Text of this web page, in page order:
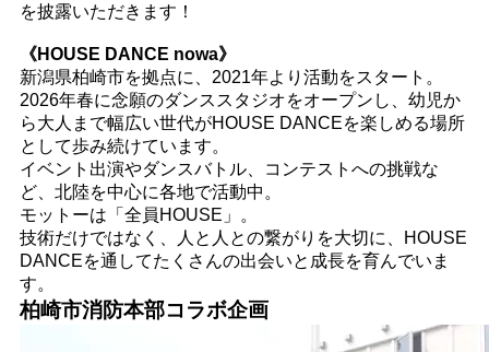
を披露いただきます！
《HOUSE DANCE nowa》
新潟県柏崎市を拠点に、2021年より活動をスタート。
2026年春に念願のダンススタジオをオープンし、幼児か
ら大人まで幅広い世代がHOUSE DANCEを楽しめる場所
として歩み続けています。
イベント出演やダンスバトル、コンテストへの挑戦な
ど、北陸を中心に各地で活動中。
モットーは「全員HOUSE」。
技術だけではなく、人と人との繋がりを大切に、HOUSE
DANCEを通してたくさんの出会いと成長を育んでいま
す。
柏崎市消防本部コラボ企画